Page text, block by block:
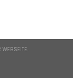
WEBSEITE.